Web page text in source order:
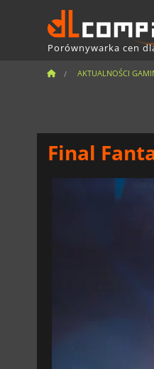
Porównywarka cen
AKTUALNOŚCI
Final